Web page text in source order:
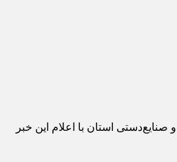
استان با اعلام این خبر